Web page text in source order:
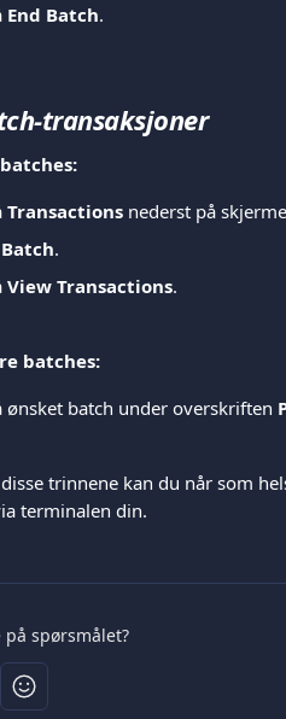
End Batch.
transaksjoner
Transactions nederst på
.
View Transactions.
batches:
ønsket batch under overskriften
trinnene kan du når som
terminalen din.
spørsmålet?